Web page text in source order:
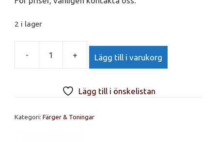
2 i lager
-
TASSEL
körsbärsröd
7.63
+ Lägg till i varukorg
Lägg till i önskelistan
Kategori: Färger & Toningar